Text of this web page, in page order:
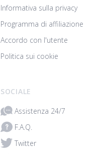
Informativa sulla privacy
Programma di affiliazione
Accordo con l'utente
Politica sui cookie
SOCIALE
Assistenza 24/7
F.A.Q.
Twitter